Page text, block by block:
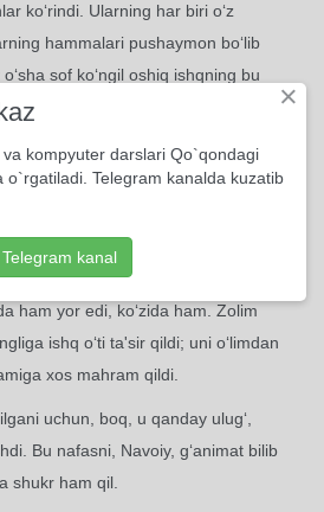
ko‘rindi. Ularning har biri o‘z
hammalari pushaymon bo‘lib
sof ko‘ngil oshiq ishqning bu
yuzi kasalmand, sarg‘aygan, yomon
qilishni joyiga qo‘yardi:
chiqyapti. Yorning g‘ami esa
u. Umridan ikki-uch nafas
so‘zlardi, xolos. Tilida ham yor
ham yor edi, ko‘zida ham. Zolim
ishq o‘ti ta'sir qildi; uni o‘limdan
xos mahram qildi.
uchun, boq, u qanday ulug‘,
Bu nafasni, Navoiy, g‘animat bilib
shukr ham qil.
×
kompyuter darslari Qo`qondagi
o`rgatiladi. Telegram kanalda kuzatib
Telegram kanal